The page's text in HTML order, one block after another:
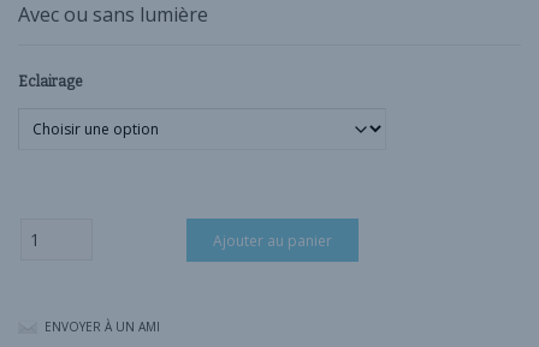
Avec ou sans lumière
Eclairage
de
Ajouter au panier
ENVOYER À UN AMI